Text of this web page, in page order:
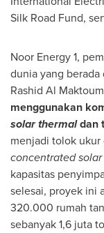
Silk Road Fund,
Noor Energy 1,
dunia yang
Rashid Al
menggunakan
solar thermaldan
menjadi tolok ukur
concentrated
kapasitas
selesai, proyek ini
320.000 rumah
sebanyak 1,6 juta